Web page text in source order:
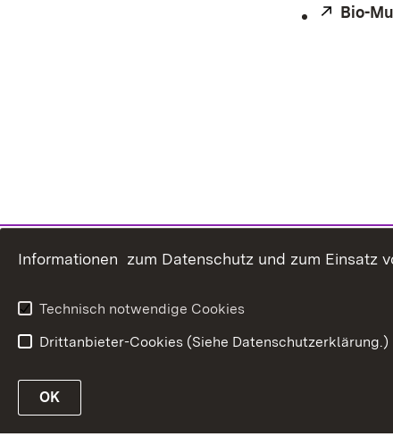
Extern:
Bio-
Informationen zum Datenschutz und zum Einsatz
Technisch notwendige Cookies
Drittanbieter-Cookies (Siehe Datenschutzerklärung.)
OK